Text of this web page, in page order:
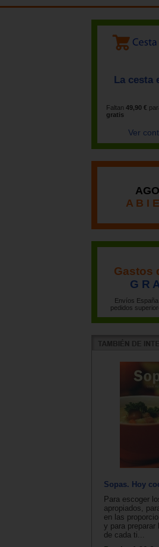
La cesta
Faltan 49,90 €
gratis
Ver
A B I
Gastos
G R
Envíos
pedidos
Sopas. Hoy
Para escoger
apropiados,
en las
y para preparar
de cada ti...